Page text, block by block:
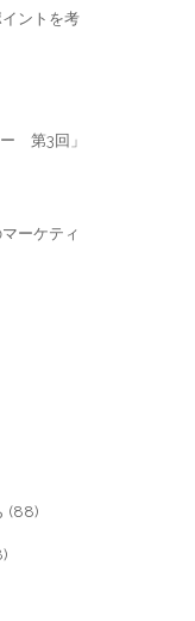
ントを考
第3回」
ーケティ
(88)